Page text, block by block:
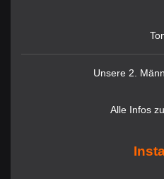
Unsere 2.
Alle Infos